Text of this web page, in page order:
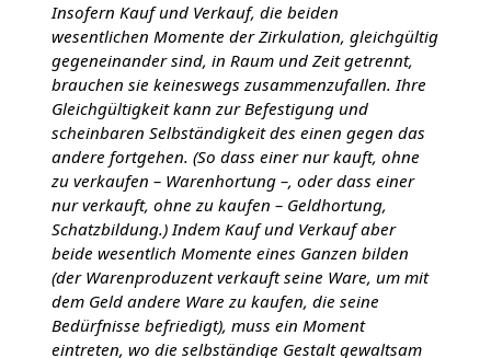
Insofern Kauf und Verkauf, die beiden
wesentlichen Momente der Zirkulation, gleichgültig
gegeneinander sind, in Raum und Zeit getrennt,
brauchen sie keineswegs zusammenzufallen. Ihre
Gleichgültigkeit kann zur Befestigung und
scheinbaren Selbständigkeit des einen gegen das
andere fortgehen. (So dass einer nur kauft, ohne
zu verkaufen – Warenhortung –, oder dass einer
nur verkauft, ohne zu kaufen – Geldhortung,
Schatzbildung.) Indem Kauf und Verkauf aber
beide wesentlich Momente eines Ganzen bilden
(der Warenproduzent verkauft seine Ware, um mit
dem Geld andere Ware zu kaufen, die seine
Bedürfnisse befriedigt), muss ein Moment
eintreten, wo die selbständige Gestalt gewaltsam